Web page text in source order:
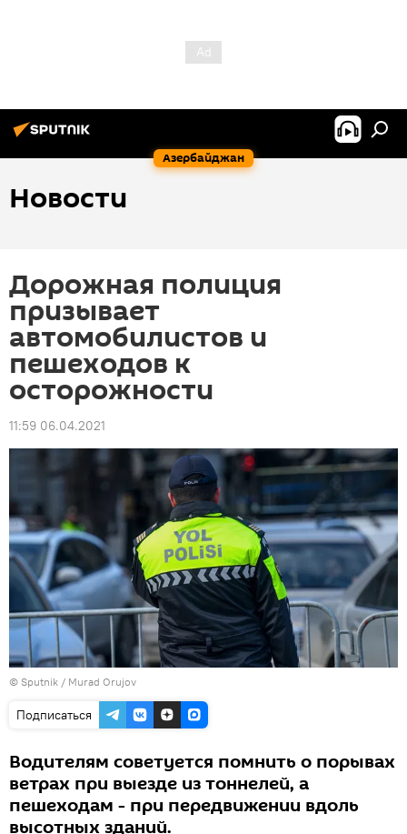
Азербайджан
Новости
Дорожная полиция
призывает
автомобилистов и
пешеходов к
осторожности
11:59 06.04.2021
© Sputnik / Murad Orujov
Подписаться
Водителям советуется помнить о порывах
ветрах при выезде из тоннелей, а
пешеходам - при передвижении вдоль
высотных зданий.